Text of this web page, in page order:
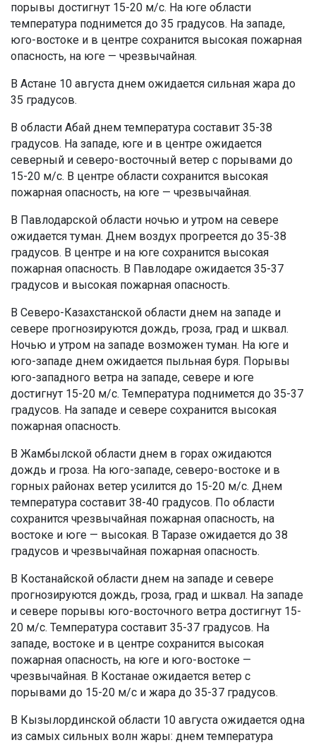
порывы достигнут 15-20 м/с. На юге области
температура поднимется до 35 градусов. На западе,
юго-востоке и в центре сохранится высокая пожарная
опасность, на юге — чрезвычайная.
В Астане 10 августа днем ожидается сильная жара до
35 градусов.
В области Абай днем температура составит 35-38
градусов. На западе, юге и в центре ожидается
северный и северо-восточный ветер с порывами до
15-20 м/с. В центре области сохранится высокая
пожарная опасность, на юге — чрезвычайная.
В Павлодарской области ночью и утром на севере
ожидается туман. Днем воздух прогреется до 35-38
градусов. В центре и на юге сохранится высокая
пожарная опасность. В Павлодаре ожидается 35-37
градусов и высокая пожарная опасность.
В Северо-Казахстанской области днем на западе и
севере прогнозируются дождь, гроза, град и шквал.
Ночью и утром на западе возможен туман. На юге и
юго-западе днем ожидается пыльная буря. Порывы
юго-западного ветра на западе, севере и юге
достигнут 15-20 м/с. Температура поднимется до 35-37
градусов. На западе и севере сохранится высокая
пожарная опасность.
В Жамбылской области днем в горах ожидаются
дождь и гроза. На юго-западе, северо-востоке и в
горных районах ветер усилится до 15-20 м/с. Днем
температура составит 38-40 градусов. По области
сохранится чрезвычайная пожарная опасность, на
востоке и юге — высокая. В Таразе ожидается до 38
градусов и чрезвычайная пожарная опасность.
В Костанайской области днем на западе и севере
прогнозируются дождь, гроза, град и шквал. На западе
и севере порывы юго-восточного ветра достигнут 15-
20 м/с. Температура составит 35-37 градусов. На
западе, востоке и в центре сохранится высокая
пожарная опасность, на юге и юго-востоке —
чрезвычайная. В Костанае ожидается ветер с
порывами до 15-20 м/с и жара до 35-37 градусов.
В Кызылординской области 10 августа ожидается одна
из самых сильных волн жары: днем температура